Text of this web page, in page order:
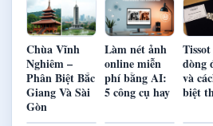
Chùa Vĩnh
Nghiêm –
Phân Biệt Bắc
Giang Và Sài
Gòn
Làm nét ảnh
online miễn
phí bằng AI:
5 công cụ hay
dòng
và
biệt